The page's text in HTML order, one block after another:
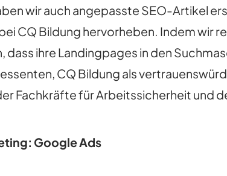
wir auch angepasste SEO-Artikel
CQ Bildung hervorheben. Indem wir
dass ihre Landingpages in den
CQ Bildung als
Fachkräfte für Arbeitssicherheit und
Google Ads